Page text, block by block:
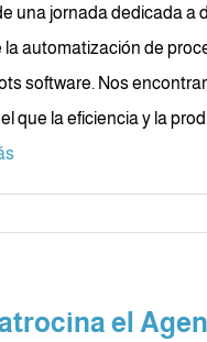
una jornada dedicada a
la automatización de
software. Nos
que la eficiencia y la
el